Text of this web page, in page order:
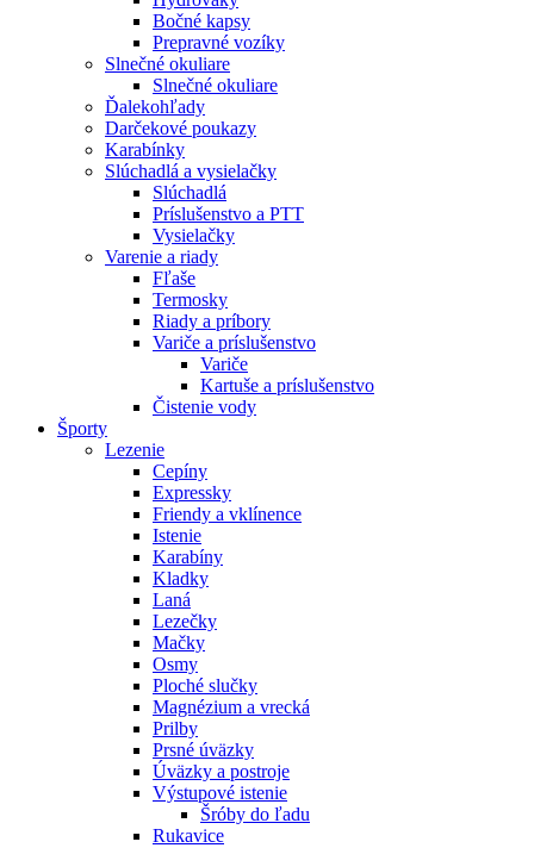
Bočné kapsy
Prepravné vozíky
Slnečné okuliare
Slnečné okuliare
Ďalekohľady
Darčekové poukazy
Karabínky
Slúchadlá a vysielačky
Slúchadlá
Príslušenstvo a PTT
Vysielačky
Varenie a riady
Fľaše
Termosky
Riady a príbory
Variče a príslušenstvo
Variče
Kartuše a príslušenstvo
Čistenie vody
Športy
Lezenie
Cepíny
Expressky
Friendy a vklínence
Istenie
Karabíny
Kladky
Laná
Lezečky
Mačky
Osmy
Ploché slučky
Magnézium a vrecká
Prilby
Prsné úväzky
Úväzky a postroje
Výstupové istenie
Šróby do ľadu
Rukavice